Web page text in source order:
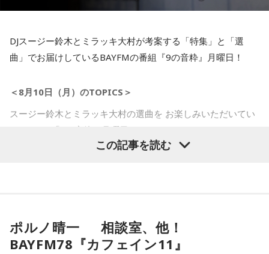
聴き逃した方はradikoのタイムフリーでぜひ。
DJスージー鈴木とミラッキ大村が考案する「特集」と「選
曲」でお届けしているBAYFMの番組『9の音粋』月曜日！
＜8月10日（月）のTOPICS＞
スージー鈴木とミラッキ大村の選曲を お楽しみいただいてい
る BAYFM「9の音粋」月曜日
8月10日は「いのちのうた」特集 月曜キュウオン、8月の恒例
この記事を読む
ポルノ晴一 相談室、他！
BAYFM78『カフェイン11』